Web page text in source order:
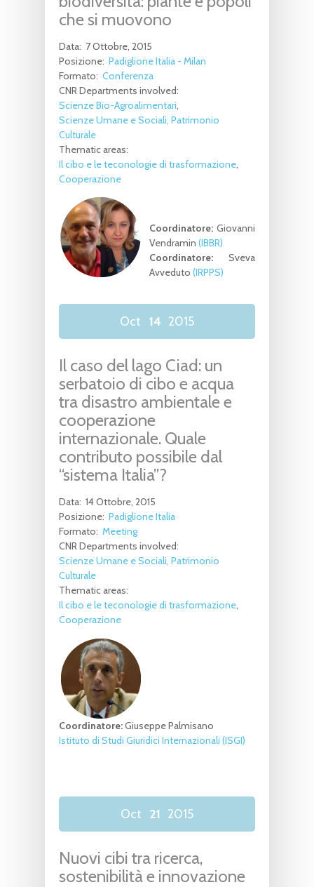
che si muovono
Data: 7 Ottobre, 2015
Posizione: Padiglione Italia - Milan
Formato: Conferenza
CNR Departments involved:
Scienze Bio-Agroalimentari
Scienze Umane e Sociali, Patrimonio
Culturale
Thematic areas:
Il cibo e le teconologie di trasformazione
Cooperazione
Coordinatore: Giovanni
Vendramin (IBBR)
Coordinatore: Sveva
Avveduto (IRPPS)
Oct 14 2015
Il caso del lago Ciad: un
serbatoio di cibo e acqua
tra disastro ambientale e
cooperazione
internazionale. Quale
contributo possibile dal
“sistema Italia”?
Data: 14 Ottobre, 2015
Posizione: Padiglione Italia
Formato: Meeting
CNR Departments involved:
Scienze Umane e Sociali, Patrimonio
Culturale
Thematic areas:
Il cibo e le teconologie di trasformazione
Cooperazione
Coordinatore:Giuseppe Palmisano
Istituto di Studi Giuridici Internazionali (ISGI)
Oct 21 2015
Nuovi cibi tra ricerca,
sostenibilità e innovazione